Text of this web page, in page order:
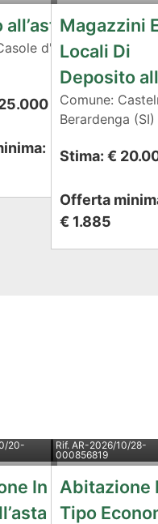
d'Elsa
Magazzini
Locali Di
Deposito
Comune:
Berardenga (SI)
Stima: €
Offerta
€ 1.885
20-
In
Rif.AR-2026/10/28-
000856819
Abitazione
Tipo